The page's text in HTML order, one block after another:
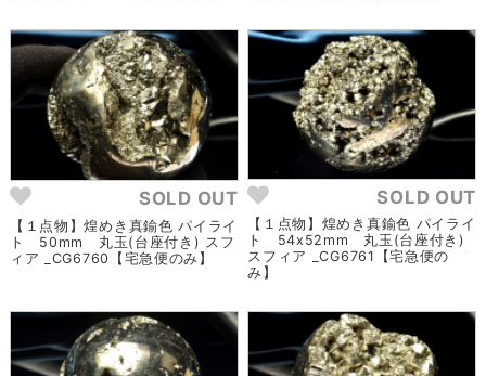
SOLD OUT
【１点物】煌めき真鍮色 パイライ
ト 50mm 丸玉(台座付き) スフ
ィア _CG6760【宅急便のみ】
SOLD OUT
【１点物】煌めき真鍮色 パイライ
ト 54x52mm 丸玉(台座付き)
スフィア _CG6761【宅急便の
み】